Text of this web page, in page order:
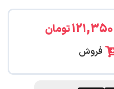
۱۲۱,۳۵۰تومان
فروش